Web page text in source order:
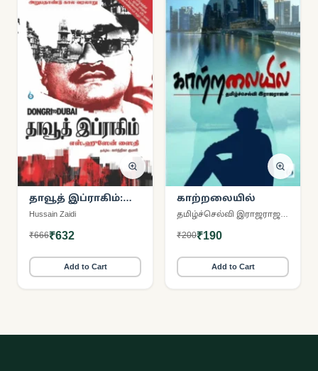
தாவூத் இப்ராகிம்:
Dongri to Dubai
Hussain Zaidi
₹666₹632
Add to Cart
காற்றலையில்
₹200₹190
Add to Cart